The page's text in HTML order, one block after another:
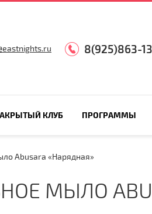
8(925)863-
КЛУБ ПРОГРАММЫ
Abusara «Нарядная»
МЫЛО